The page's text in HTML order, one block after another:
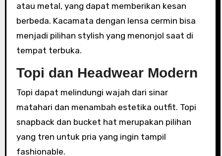
atau metal, yang dapat memberikan kesan
berbeda. Kacamata dengan lensa cermin bisa
menjadi pilihan stylish yang menonjol saat di
tempat terbuka.
Topi dan Headwear Modern
Topi dapat melindungi wajah dari sinar
matahari dan menambah estetika outfit. Topi
snapback dan bucket hat merupakan pilihan
yang tren untuk pria yang ingin tampil
fashionable.